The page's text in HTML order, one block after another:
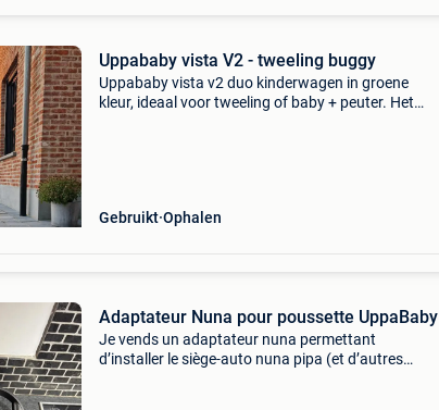
Uppababy vista V2 - tweeling buggy
Uppababy vista v2 duo kinderwagen in groene
kleur, ideaal voor tweeling of baby + peuter. Het
Gebruikt Ophalen
Adaptateur Nuna pour poussette UppaBaby
Je vends un adaptateur nuna permettant
d’installer le siège-auto nuna pipa (et d’autres